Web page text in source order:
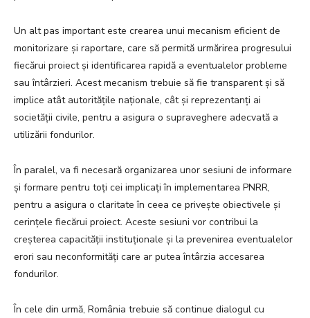
Un alt pas important este crearea unui mecanism eficient de
monitorizare și raportare, care să permită urmărirea progresului
fiecărui proiect și identificarea rapidă a eventualelor probleme
sau întârzieri. Acest mecanism trebuie să fie transparent și să
implice atât autoritățile naționale, cât și reprezentanți ai
societății civile, pentru a asigura o supraveghere adecvată a
utilizării fondurilor.
În paralel, va fi necesară organizarea unor sesiuni de informare
și formare pentru toți cei implicați în implementarea PNRR,
pentru a asigura o claritate în ceea ce privește obiectivele și
cerințele fiecărui proiect. Aceste sesiuni vor contribui la
creșterea capacității instituționale și la prevenirea eventualelor
erori sau neconformități care ar putea întârzia accesarea
fondurilor.
În cele din urmă, România trebuie să continue dialogul cu